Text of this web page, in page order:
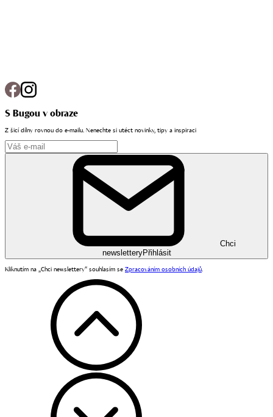
S Bugou v obraze
Z šicí dílny rovnou do e-mailu. Nenechte si utéct novinky, tipy a inspiraci
Chci
newsletteryPřihlásit
Kliknutím na „Chci newslettery“ souhlasím se Zpracováním osobních údajů.